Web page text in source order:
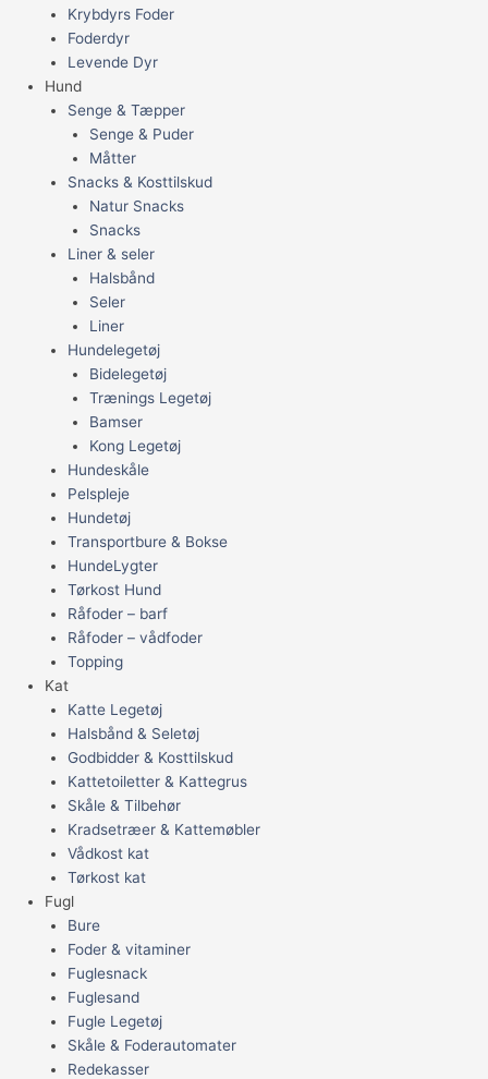
Krybdyrs Foder
Foderdyr
Levende Dyr
Hund
Senge & Tæpper
Senge & Puder
Måtter
Snacks & Kosttilskud
Natur Snacks
Snacks
Liner & seler
Halsbånd
Seler
Liner
Hundelegetøj
Bidelegetøj
Trænings Legetøj
Bamser
Kong Legetøj
Hundeskåle
Pelspleje
Hundetøj
Transportbure & Bokse
HundeLygter
Tørkost Hund
Råfoder – barf
Råfoder – vådfoder
Topping
Kat
Katte Legetøj
Halsbånd & Seletøj
Godbidder & Kosttilskud
Kattetoiletter & Kattegrus
Skåle & Tilbehør
Kradsetræer & Kattemøbler
Vådkost kat
Tørkost kat
Fugl
Bure
Foder & vitaminer
Fuglesnack
Fuglesand
Fugle Legetøj
Skåle & Foderautomater
Redekasser